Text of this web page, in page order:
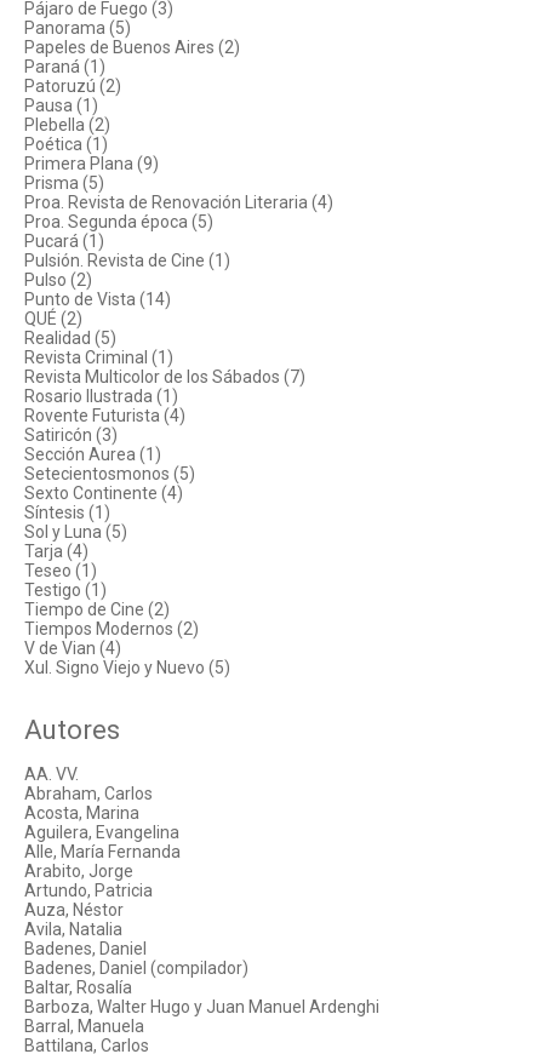
Pájaro de Fuego (3)
Panorama (5)
Papeles de Buenos Aires (2)
Paraná (1)
Patoruzú (2)
Pausa (1)
Plebella (2)
Poética (1)
Primera Plana (9)
Prisma (5)
Proa. Revista de Renovación Literaria (4)
Proa. Segunda época (5)
Pucará (1)
Pulsión. Revista de Cine (1)
Pulso (2)
Punto de Vista (14)
QUÉ (2)
Realidad (5)
Revista Criminal (1)
Revista Multicolor de los Sábados (7)
Rosario Ilustrada (1)
Rovente Futurista (4)
Satiricón (3)
Sección Aurea (1)
Setecientosmonos (5)
Sexto Continente (4)
Síntesis (1)
Sol y Luna (5)
Tarja (4)
Teseo (1)
Testigo (1)
Tiempo de Cine (2)
Tiempos Modernos (2)
V de Vian (4)
Xul. Signo Viejo y Nuevo (5)
Autores
AA. VV.
Abraham, Carlos
Acosta, Marina
Aguilera, Evangelina
Alle, María Fernanda
Arabito, Jorge
Artundo, Patricia
Auza, Néstor
Avila, Natalia
Badenes, Daniel
Badenes, Daniel (compilador)
Baltar, Rosalía
Barboza, Walter Hugo y Juan Manuel Ardenghi
Barral, Manuela
Battilana, Carlos